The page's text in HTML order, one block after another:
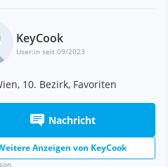
KeyCook
User:in seit 09/2023
10. Bezirk, Favoriten
Nachricht
Anzeigen von KeyCook